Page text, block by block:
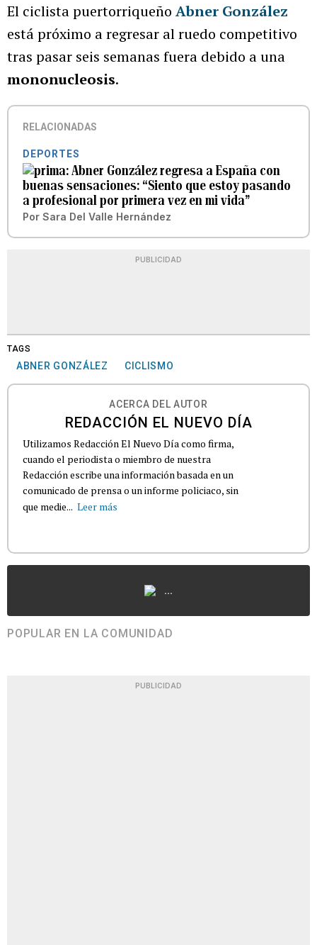
El ciclista puertorriqueño Abner González
está próximo a regresar al ruedo competitivo
tras pasar seis semanas fuera debido a una
mononucleosis.
RELACIONADAS
DEPORTES
Abner González regresa a España con
buenas sensaciones: “Siento que estoy pasando
a profesional por primera vez en mi vida”
Por Sara Del Valle Hernández
PUBLICIDAD
TAGS
ABNER GONZÁLEZ CICLISMO
ACERCA DEL AUTOR
REDACCIÓN EL NUEVO DÍA
Utilizamos Redacción El Nuevo Día como firma,
cuando el periodista o miembro de nuestra
Redacción escribe una información basada en un
comunicado de prensa o un informe policiaco, sin
que medie... Leer más
...
POPULAR EN LA COMUNIDAD
PUBLICIDAD